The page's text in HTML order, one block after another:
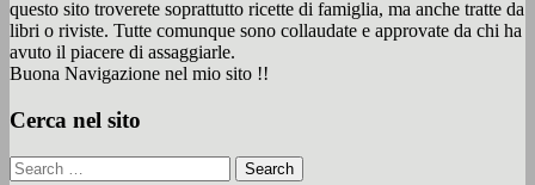
questo sito troverete soprattutto ricette di famiglia, ma anche tratte da
libri o riviste. Tutte comunque sono collaudate e approvate da chi ha
avuto il piacere di assaggiarle.
Buona Navigazione nel mio sito !!
Cerca nel sito